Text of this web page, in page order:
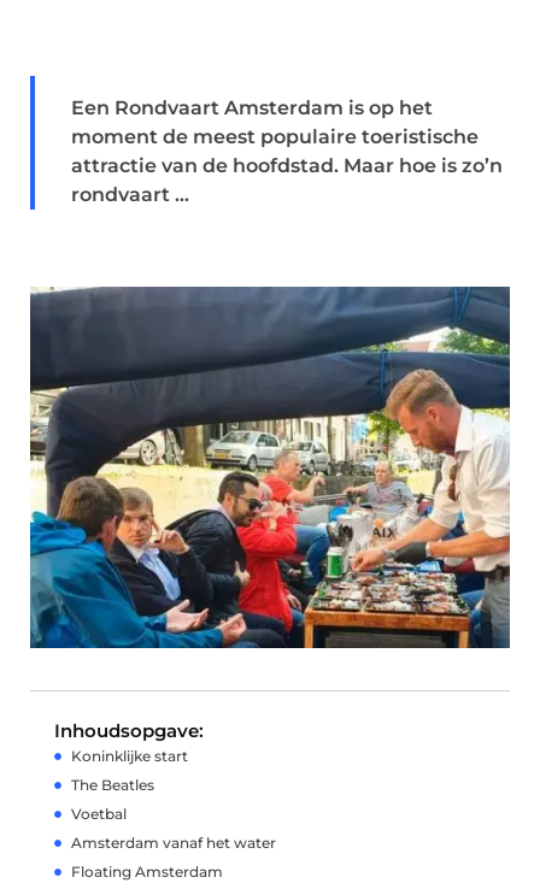
Een Rondvaart Amsterdam is op het
moment de meest populaire toeristische
attractie van de hoofdstad. Maar hoe is zo’n
rondvaart ...
Inhoudsopgave:
Koninklijke start
The Beatles
Voetbal
Amsterdam vanaf het water
Floating Amsterdam